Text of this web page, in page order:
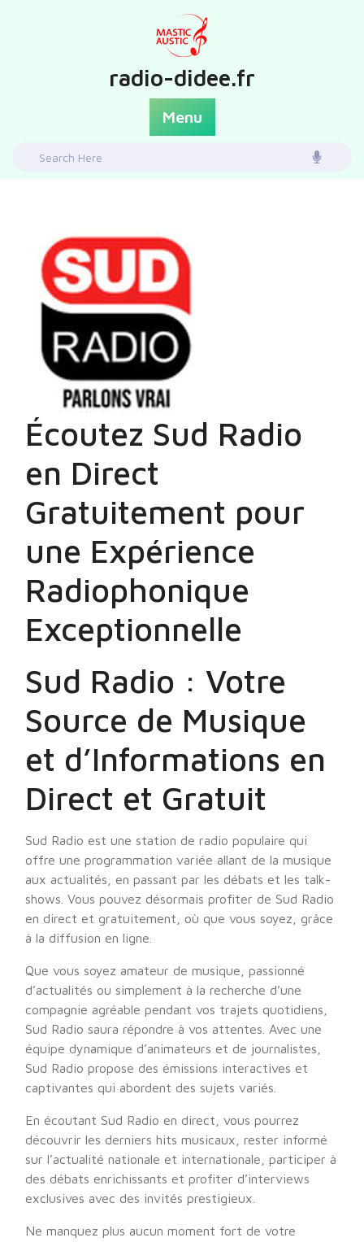
radio-didee.fr
Menu
Search
Écoutez Sud Radio
en Direct
Gratuitement pour
une Expérience
Radiophonique
Exceptionnelle
Sud Radio : Votre
Source de Musique
et d’Informations en
Direct et Gratuit
Sud Radio est une station de radio populaire qui
offre une programmation variée allant de la musique
aux actualités, en passant par les débats et les talk-
shows. Vous pouvez désormais profiter de Sud Radio
en direct et gratuitement, où que vous soyez, grâce
à la diffusion en ligne.
Que vous soyez amateur de musique, passionné
d’actualités ou simplement à la recherche d’une
compagnie agréable pendant vos trajets quotidiens,
Sud Radio saura répondre à vos attentes. Avec une
équipe dynamique d’animateurs et de journalistes,
Sud Radio propose des émissions interactives et
captivantes qui abordent des sujets variés.
En écoutant Sud Radio en direct, vous pourrez
découvrir les derniers hits musicaux, rester informé
sur l’actualité nationale et internationale, participer à
des débats enrichissants et profiter d’interviews
exclusives avec des invités prestigieux.
Ne manquez plus aucun moment fort de votre